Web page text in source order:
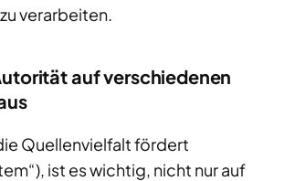
verarbeiten.
auf verschiedenen
Quellenvielfalt fördert
ist es wichtig, nicht nur auf